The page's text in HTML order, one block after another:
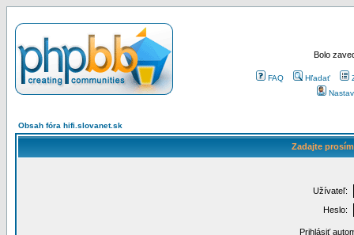
Bolo
FAQ Hľadať
Obsah fóra hifi.slovanet.sk
Zadajte
Užívateľ:
Heslo:
Prihlásiť